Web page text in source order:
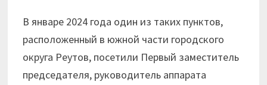
В январе 2024 года один из таких пунктов,
расположенный в южной части городского
округа Реутов, посетили Первый заместитель
председателя, руководитель аппарата